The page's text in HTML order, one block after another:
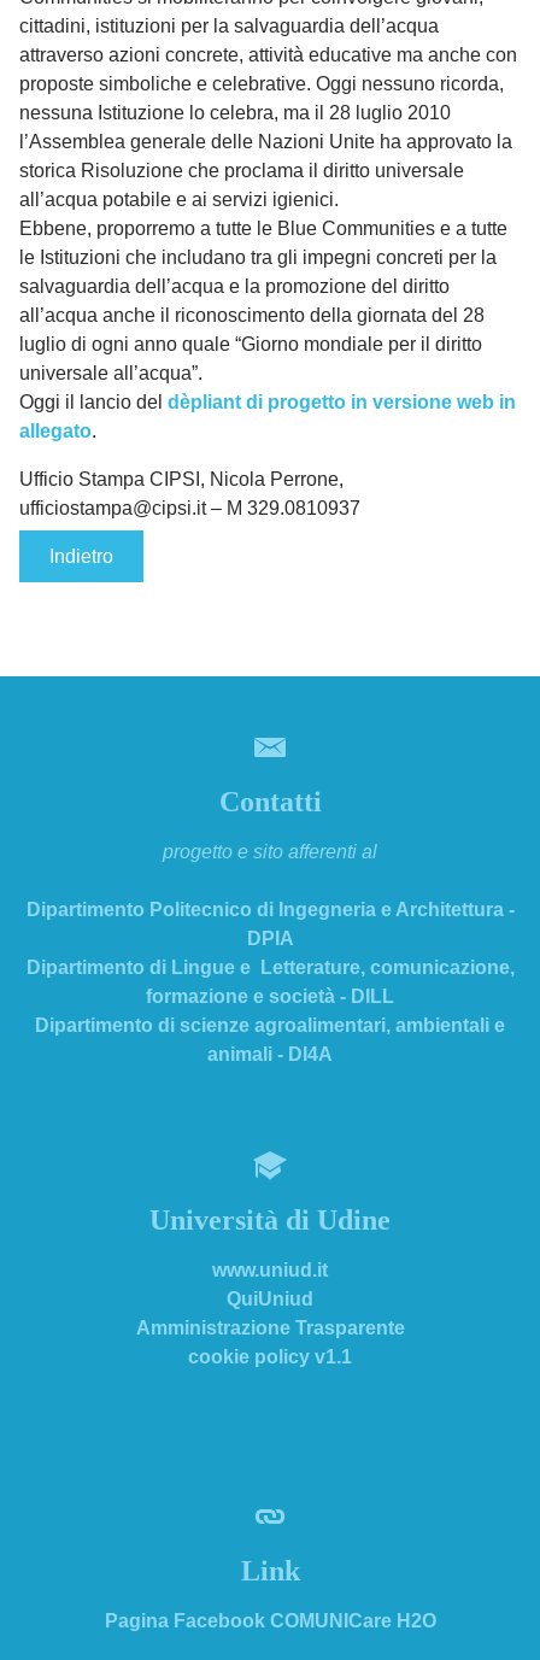
cittadini, istituzioni per la salvaguardia dell’acqua
attraverso azioni concrete, attività educative ma anche con
proposte simboliche e celebrative. Oggi nessuno ricorda,
nessuna Istituzione lo celebra, ma il 28 luglio 2010
l’Assemblea generale delle Nazioni Unite ha approvato la
storica Risoluzione che proclama il diritto universale
all’acqua potabile e ai servizi igienici.
Ebbene, proporremo a tutte le Blue Communities e a tutte
le Istituzioni che includano tra gli impegni concreti per la
salvaguardia dell’acqua e la promozione del diritto
all’acqua anche il riconoscimento della giornata del 28
luglio di ogni anno quale “Giorno mondiale per il diritto
universale all’acqua”.
Oggi il lancio del dèpliant di progetto in versione web in
allegato.
Ufficio Stampa CIPSI, Nicola Perrone,
ufficiostampa@cipsi.it – M 329.0810937
Indietro
Contatti
progetto e sito afferenti al
Dipartimento Politecnico di Ingegneria e Architettura -
DPIA
Dipartimento di Lingue e Letterature, comunicazione,
formazione e società - DILL
Dipartimento di scienze agroalimentari, ambientali e
animali - DI4A
Università di Udine
www.uniud.it
QuiUniud
Amministrazione Trasparente
cookie policy v1.1
Link
Pagina Facebook COMUNICare H2O